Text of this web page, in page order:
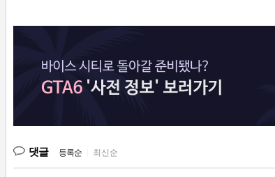
댓글 등록순 최신순